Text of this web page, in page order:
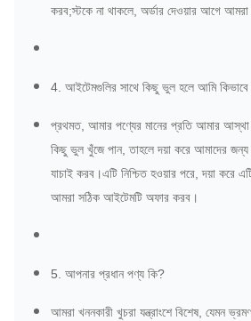
করব;স্টকে না থাকলে, অর্ডার দেওয়ার আগে আমরা
4. আইটেমগুলির সাথে কিছু ভুল হলে আমি কিভাবে
প্রথমত, আমার পণ্যের মানের প্রতি আমার
কিছু ভুল খুঁজে পান, তাহলে দয়া করে আমাদের
যাচাই করব।এটি নিশ্চিত হওয়ার পরে, দয়া করে
আমরা সঠিক আইটেমটি অফার করব।
5. আপনার প্রধান পণ্য কি?
আমরা খননকারী খুচরা যন্ত্রাংশে বিশেষ, যেমন